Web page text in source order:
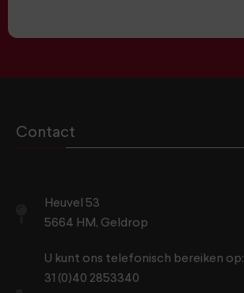
Contact
Heuvel 53
5664 HM, Geldrop
U kunt ons telefonisch bereiken op:
31 (0)40 2853340